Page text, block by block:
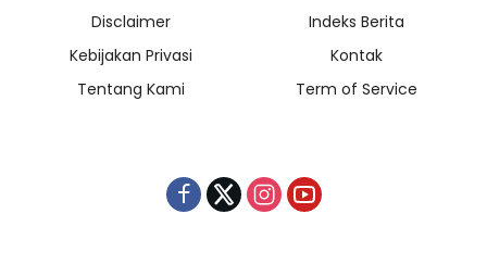
Disclaimer
Indeks Berita
Kebijakan Privasi
Kontak
Tentang Kami
Term of Service